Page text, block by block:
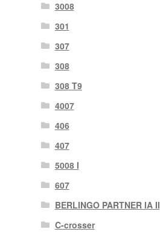
3008
301
307
308
308 T9
4007
406
407
5008 I
607
BERLINGO PARTNER IA II
C-crosser